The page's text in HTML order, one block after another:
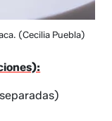
(Cecilia Puebla)